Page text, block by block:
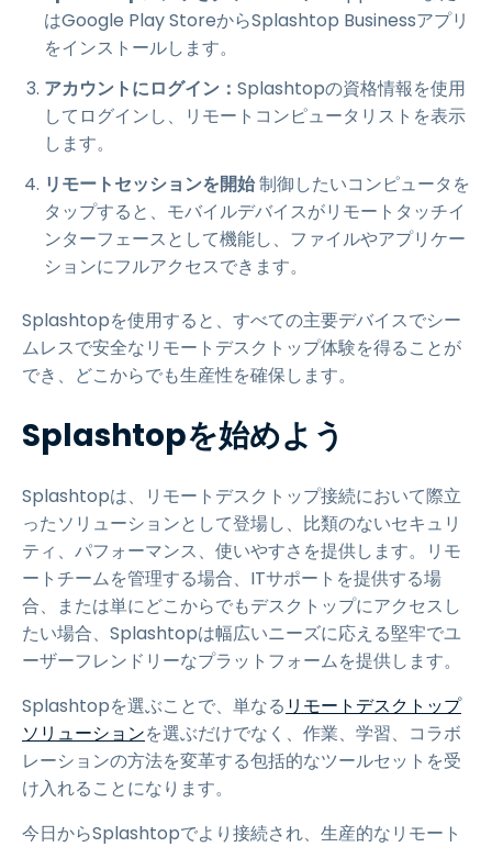
はGoogle Play StoreからSplashtop Businessアプリ
をインストールします。
アカウントにログイン： Splashtopの資格情報を使用
してログインし、リモートコンピュータリストを表示
します。
リモートセッションを開始制御したいコンピュータを
タップすると、モバイルデバイスがリモートタッチイ
ンターフェースとして機能し、ファイルやアプリケー
ションにフルアクセスできます。
Splashtopを使用すると、すべての主要デバイスでシー
ムレスで安全なリモートデスクトップ体験を得ることが
でき、どこからでも生産性を確保します。
Splashtopを始めよう
Splashtopは、リモートデスクトップ接続において際立
ったソリューションとして登場し、比類のないセキュリ
ティ、パフォーマンス、使いやすさを提供します。リモ
ートチームを管理する場合、ITサポートを提供する場
合、または単にどこからでもデスクトップにアクセスし
たい場合、Splashtopは幅広いニーズに応える堅牢でユ
ーザーフレンドリーなプラットフォームを提供します。
Splashtopを選ぶことで、単なる リモートデスクトップ
ソリューションを選ぶだけでなく、作業、学習、コラボ
レーションの方法を変革する包括的なツールセットを受
け入れることになります。
今日からSplashtopでより接続され、生産的なリモート